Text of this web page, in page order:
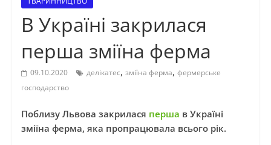
В Україні закрилася
перша зміїна ферма
09.10.2020 делікатес, зміїна ферма, фермерське
господарство
Поблизу Львова закрилася перша в Україні
зміїна ферма, яка пропрацювала всього рік.